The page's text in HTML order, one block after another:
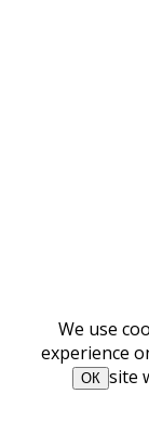
We use
experience
site
ОК